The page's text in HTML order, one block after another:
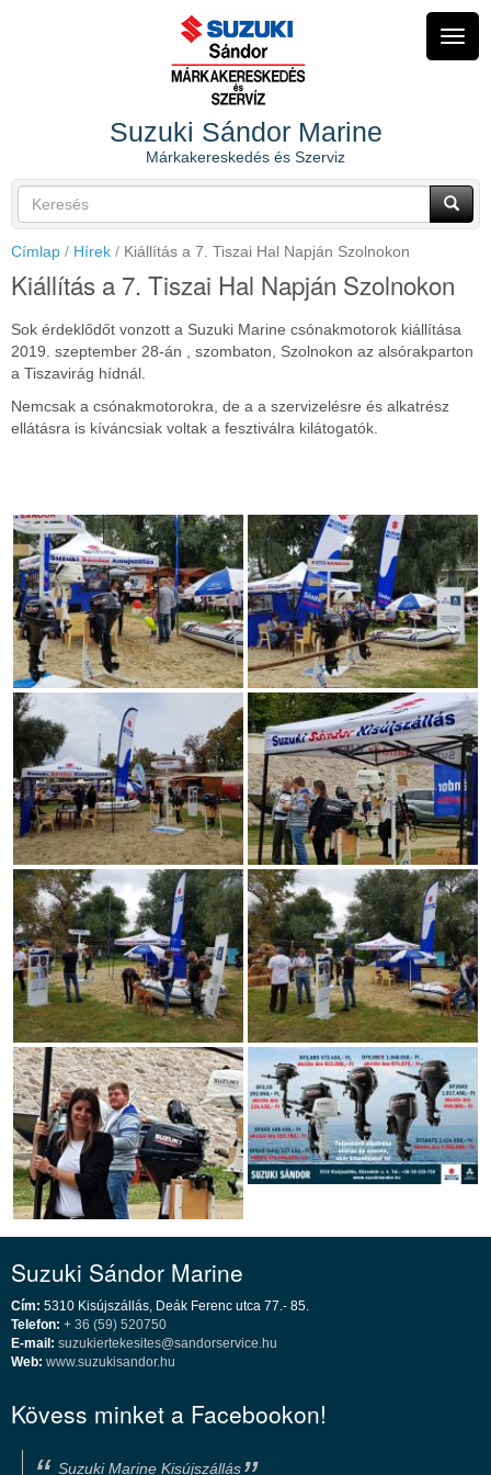
Suzuki Sándor Marine
Márkakereskedés és Szerviz
Keresés
űrlap
Keresés
Címlap
Hírek Kiállítás a 7. Tiszai Hal Napján Szolnokon
Kiállítás a 7. Tiszai Hal Napján Szolnokon
Sok érdeklődőt vonzott a Suzuki Marine csónakmotorok kiállítása
2019. szeptember 28-án , szombaton, Szolnokon az alsórakparton
a Tiszavirág hídnál.
Nemcsak a csónakmotorokra, de a a szervizelésre és alkatrész
ellátásra is kíváncsiak voltak a fesztiválra kilátogatók.
Suzuki Sándor Marine
Cím: 5310 Kisújszállás, Deák Ferenc utca 77.- 85.
Telefon: + 36 (59) 520750
E-mail: suzukiertekesites@sandorservice.hu
Web: www.suzukisandor.hu
Kövess minket a Facebookon!
Suzuki Marine Kisújszállás